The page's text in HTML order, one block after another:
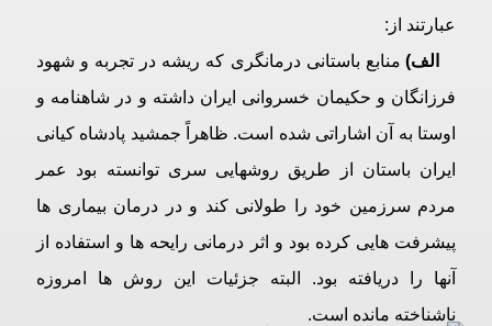
عبارتند از:
الف) منابع باستانی درمانگری که ریشه در تجربه و شهود
فرزانگان و حکیمان خسروانی ایران داشته و در شاهنامه و
اوستا به آن اشاراتی شده است. ظاهراً جمشید پادشاه کیانی
ایران باستان از طریق روشهایی سری توانسته بود عمر
مردم سرزمین خود را طولانی کند و در درمان بیماری ها
پیشرفت هایی کرده بود و اثر درمانی رایحه ها و استفاده از
آنها را دریافته بود. البته جزئیات این روش ها امروزه
ناشناخته مانده است.